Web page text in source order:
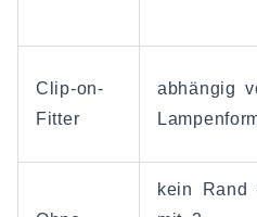
Clip-on-
Fitter
abhängig
kein